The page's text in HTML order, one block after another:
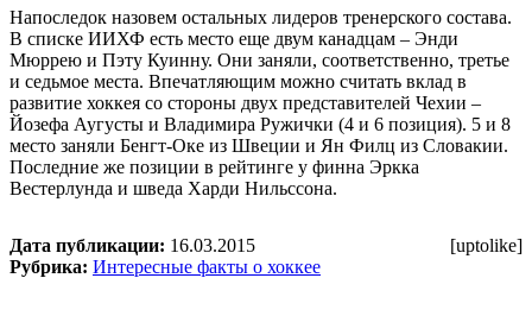
Напоследок назовем остальных лидеров тренерского состава.
В списке ИИХФ есть место еще двум канадцам – Энди
Мюррею и Пэту Куинну. Они заняли, соответственно, третье
и седьмое места. Впечатляющим можно считать вклад в
развитие хоккея со стороны двух представителей Чехии –
Йозефа Аугусты и Владимира Ружички (4 и 6 позиция). 5 и 8
место заняли Бенгт-Оке из Швеции и Ян Филц из Словакии.
Последние же позиции в рейтинге у финна Эркка
Вестерлунда и шведа Харди Нильссона.
Дата публикации: 16.03.2015
Рубрика: Интересные факты о хоккее
[uptolike]